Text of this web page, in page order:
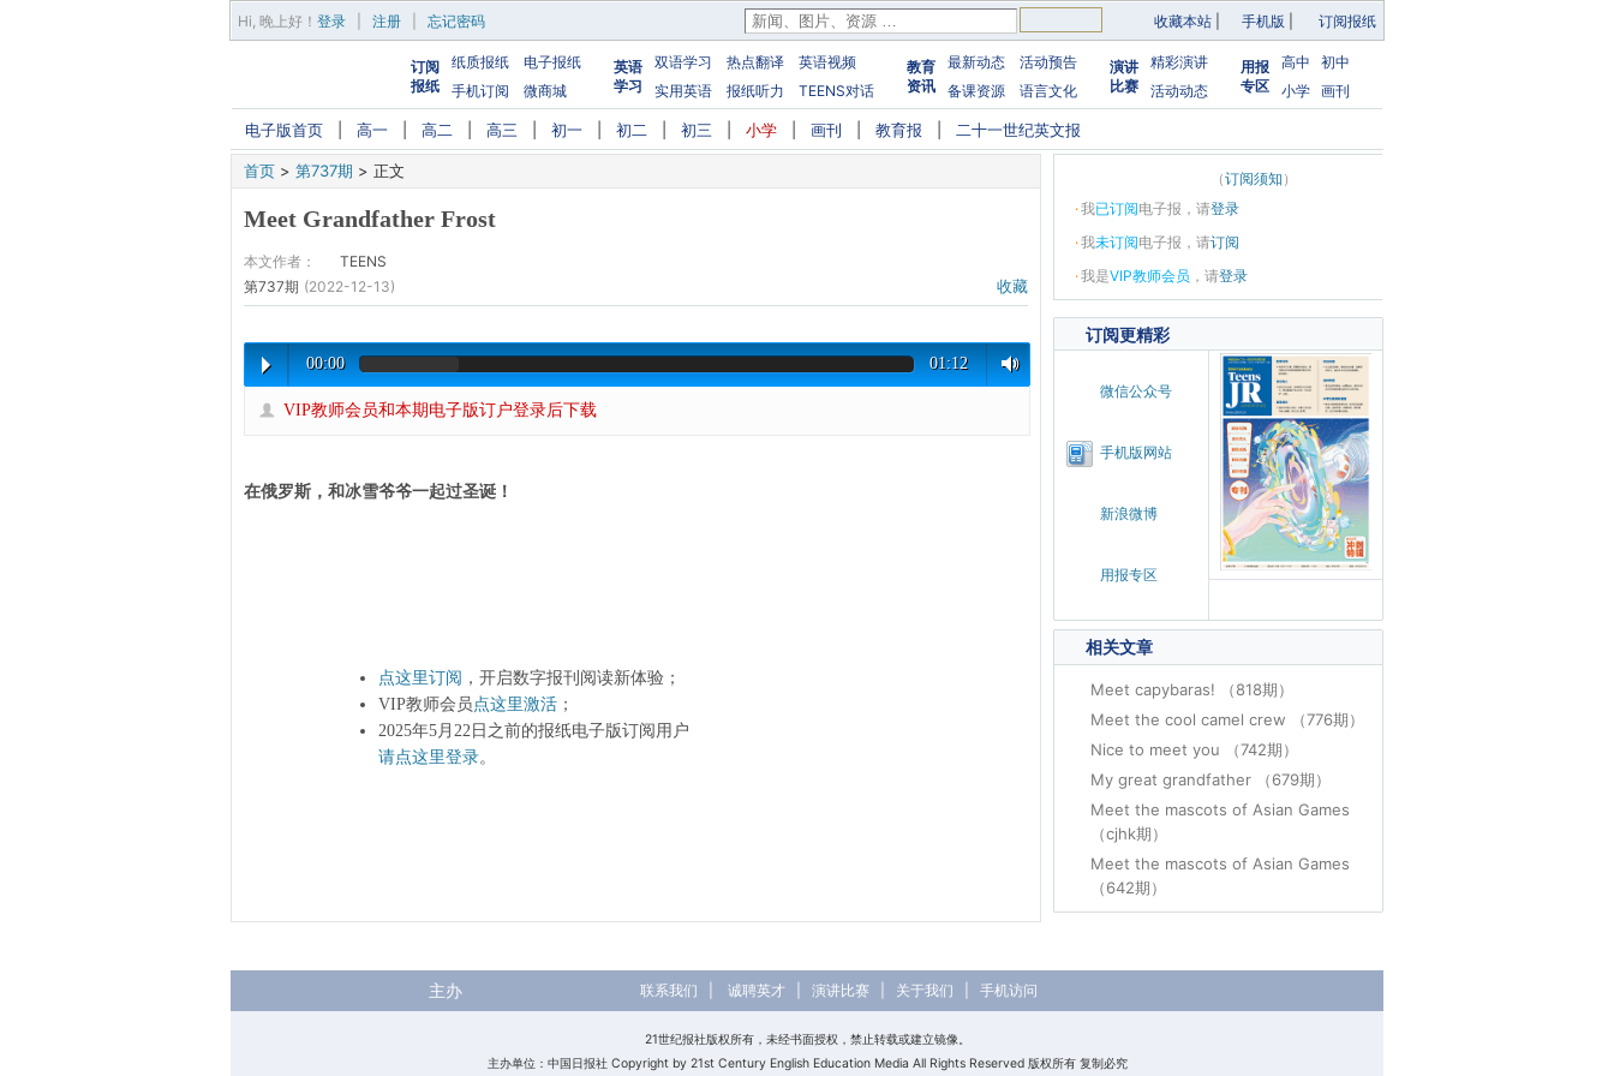
Hi, 晚上好 ！ 登录 注册 忘记密码 收藏本站 手机版 订阅报纸
订阅
报纸
纸质报纸
电子报纸
手机订阅
微商城
英语
学习
双语学习 热点翻译
英语视频
实用英语
报纸听力 TEENS对话
教育
资讯
最新动态
活动预告
备课资源
语言文化
演讲
比赛
精彩演讲
活动动态
用报
专区
高中
初中
小学 画刊
电子版首页 高一 高二 高三 初一 初二 初三 小学 画刊 教育报 二十一世纪英文报
首页 > 第737期 > 正文
Meet Grandfather Frost
本文作者：
TEENS
第737期 (2022-12-13) 收藏
00:00 01:12
VIP教师会员和本期电子版订户登录后下载
在俄罗斯，和冰雪爷爷一起过圣诞！
点这里订阅 ，开启数字报刊阅读新体验；
VIP教师会员点这里激活 ；
2025年5月22日之前的报纸电子版订阅用户
请点这里登录。
（订阅须知 ）
·我已订阅电子报，请登录
·我未订阅电子报，请订阅
·我是VIP教师会员 ，请登录
订阅更精彩
微信公众号
手机版网站
新浪微博
用报专区
相关文章
Meet capybaras! （818期）
Meet the cool camel crew （776期）
Nice to meet you （742期）
My great grandfather （679期）
Meet the mascots of Asian Games
（cjhk期）
Meet the mascots of Asian Games
（642期）
主办 联系我们 诚聘英才| 演讲比赛| 关于我们 手机访问
21世纪报社版权所有，未经书面授权，禁止转载或建立镜像。
主办单位：中国日报社 Copyright by 21st Century English Education Media All Rights Reserved 版权所有 复制必究